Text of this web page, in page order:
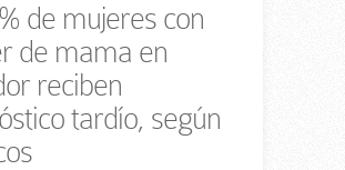
de mujeres con
de mama en
reciben
tardío, según